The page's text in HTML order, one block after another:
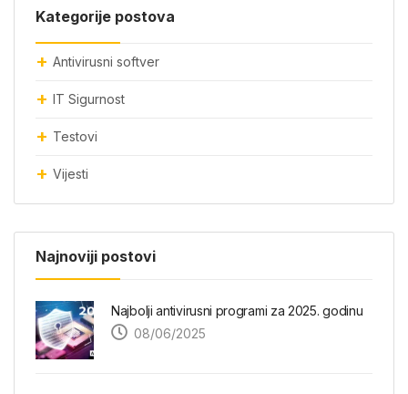
Kategorije postova
Antivirusni softver
IT Sigurnost
Testovi
Vijesti
Najnoviji postovi
Najbolji antivirusni programi za 2025. godinu
08/06/2025